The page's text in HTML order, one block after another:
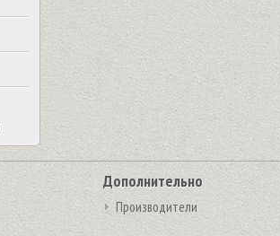
Дополнительно
Производители